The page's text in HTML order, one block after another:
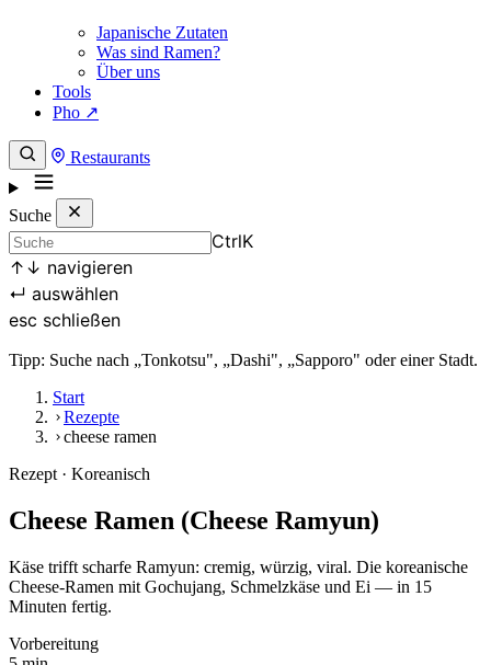
Japanische Zutaten
Was sind Ramen?
Über uns
Tools
Pho ↗
Restaurants
Suche
CtrlK
↑ ↓ navigieren
↵ auswählen
esc schließen
Tipp: Suche nach „Tonkotsu", „Dashi", „Sapporo" oder einer Stadt.
Start
Rezepte
cheese ramen
Rezept · Koreanisch
Cheese Ramen (Cheese Ramyun)
Käse trifft scharfe Ramyun: cremig, würzig, viral. Die koreanische
Cheese-Ramen mit Gochujang, Schmelzkäse und Ei — in 15
Minuten fertig.
Vorbereitung